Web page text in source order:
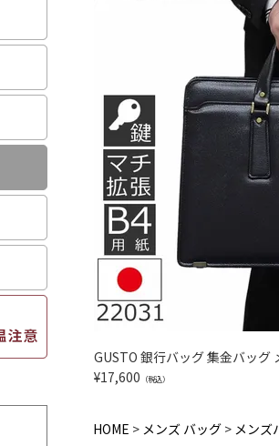
GUSTO 銀行バッグ 集金バッグ
¥17,600 （税込）
HOME メンズ バッグ メンズ